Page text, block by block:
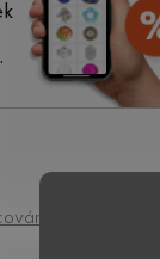
osobních